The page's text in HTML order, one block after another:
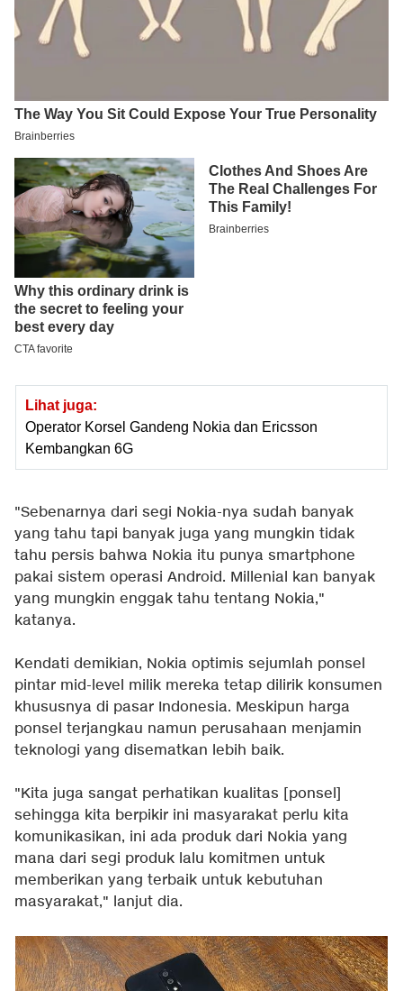
Lihat juga:
Operator Korsel Gandeng Nokia dan Ericsson
Kembangkan 6G
"Sebenarnya dari segi Nokia-nya sudah banyak
yang tahu tapi banyak juga yang mungkin tidak
tahu persis bahwa Nokia itu punya smartphone
pakai sistem operasi Android. Millenial kan banyak
yang mungkin enggak tahu tentang Nokia,"
katanya.
Kendati demikian, Nokia optimis sejumlah ponsel
pintar mid-level milik mereka tetap dilirik konsumen
khususnya di pasar Indonesia. Meskipun harga
ponsel terjangkau namun perusahaan menjamin
teknologi yang disematkan lebih baik.
"Kita juga sangat perhatikan kualitas [ponsel]
sehingga kita berpikir ini masyarakat perlu kita
komunikasikan, ini ada produk dari Nokia yang
mana dari segi produk lalu komitmen untuk
memberikan yang terbaik untuk kebutuhan
masyarakat," lanjut dia.